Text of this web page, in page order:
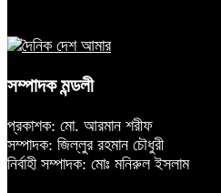
সম্পাদক মন্ডলী
প্রকাশক: মো. আরমান শরীফ
সম্পাদক: জিল্লুর রহমান চৌধুরী
নির্বাহী সম্পাদক: মোঃ মনিরুল ইসলাম